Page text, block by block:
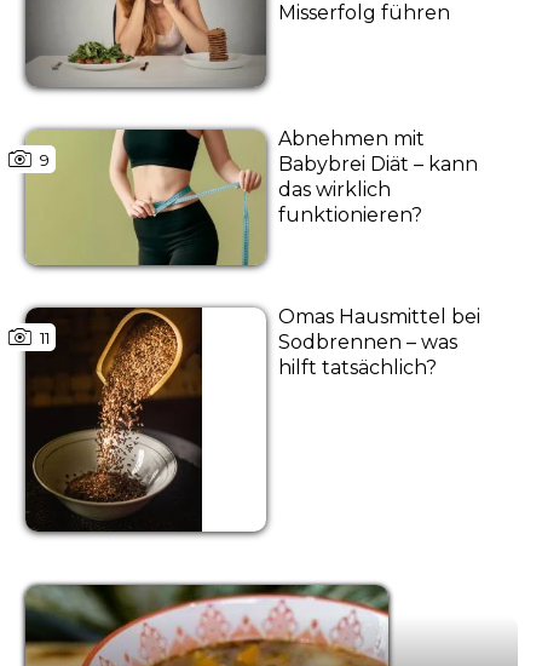
Misserfolg führen
9
Abnehmen mit
Babybrei Diät – kann
das wirklich
funktionieren?
11
Omas Hausmittel bei
Sodbrennen – was
hilft tatsächlich?